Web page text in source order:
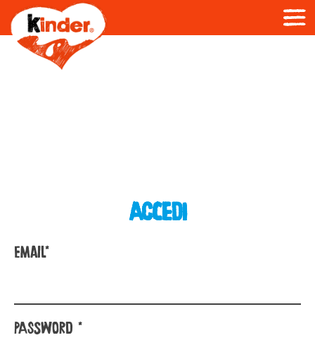
ACCEDI
Email
Password